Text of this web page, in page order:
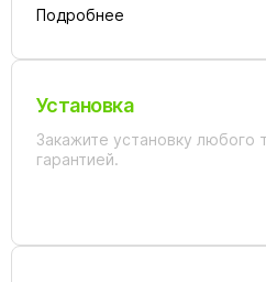
Подробнее
Установка
Закажите установку любого
гарантией.